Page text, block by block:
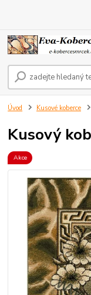
Úvod Kusové koberce
Kusový
Akce